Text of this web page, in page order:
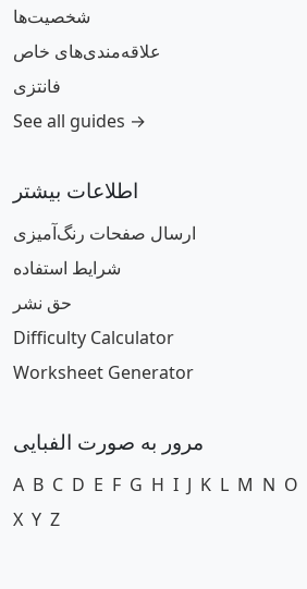
شخصیت‌ها
علاقه‌مندی‌های خاص
فانتزی
See all guides →
اطلاعات بیشتر
ارسال صفحات رنگ‌آمیزی
شرایط استفاده
حق نشر
Difficulty Calculator
Worksheet Generator
مرور به صورت الفبایی
A B C D E F G H I J K L M N O
X Y Z